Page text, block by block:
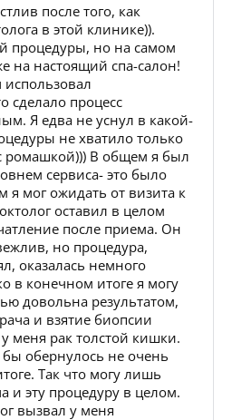
после того, как
в этой клинике)).
процедуры, но на самом
на настоящий спа-салон!
сделало процесс
Я едва не уснул в какой-
не хватило только
ромашкой))) В общем я был
сервиса- это было
я мог ожидать от визита к
оставил в целом
после приема. Он
но процедура,
оказалась немного
в конечном итоге я могу
довольна результатом,
и взятие биопсии
меня рак толстой кишки.
бы обернулось не очень
Так что могу лишь
и эту процедуру в целом.
вызвал у меня